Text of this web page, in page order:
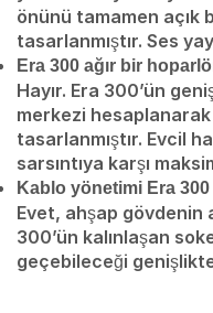
önünü tamamen açık
tasarlanmıştır. Ses
Era 300 ağır bir
Hayır. Era 300’ün
merkezi hesaplanarak
tasarlanmıştır. Evcil
sarsıntıya karşı
Kablo yönetimi Era
Evet, ahşap gövdenin
300’ün kalınlaşan
geçebileceği